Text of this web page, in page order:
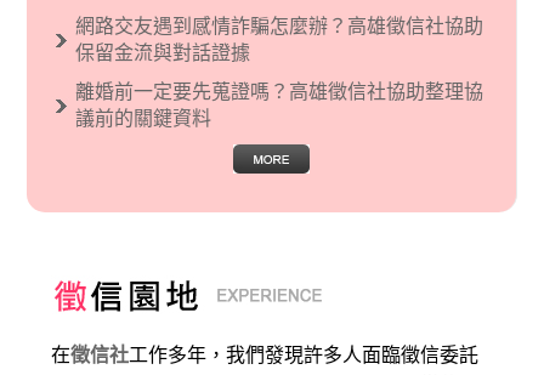
網路交友遇到感情詐騙怎麼辦？高雄徵信社協助
保留金流與對話證據
離婚前一定要先蒐證嗎？高雄徵信社協助整理協
議前的關鍵資料
在徵信社工作多年，我們發現許多人面臨徵信委託